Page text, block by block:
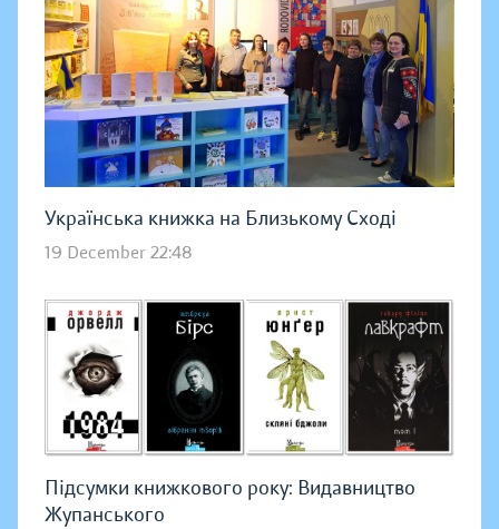
Українська книжка на Близькому Сході
19 December 22:48
Підсумки книжкового року: Видавництво
Жупанського